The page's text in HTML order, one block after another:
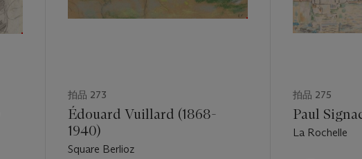
拍品 273
Édouard Vuillard (1868-
1940)
Square Berlioz
拍品 275
Paul
La Rochelle